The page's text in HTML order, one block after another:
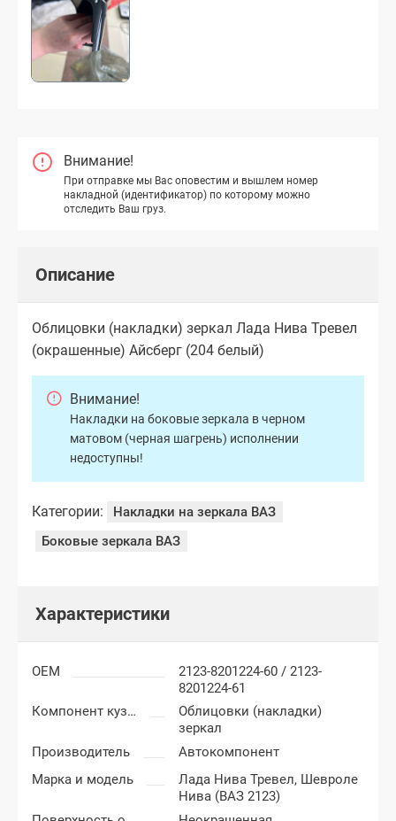
Внимание!
При отправке мы Вас оповестим и вышлем номер
накладной (идентификатор) по которому можно
отследить Ваш груз.
Описание
Облицовки (накладки) зеркал Лада Нива Тревел
(окрашенные) Айсберг (204 белый)
Внимание!
Накладки на боковые зеркала в черном
матовом (черная шагрень) исполнении
недоступны!
Категории:
Накладки на зеркала ВАЗ
Боковые зеркала ВАЗ
Характеристики
OEM
2123-8201224-60 / 2123-
8201224-61
Компонент кузова
Облицовки (накладки)
зеркал
Производитель
Автокомпонент
Марка и модель
Лада Нива Тревел, Шевроле
Нива (ВАЗ 2123)